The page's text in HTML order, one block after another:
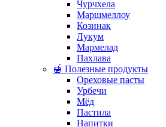
Чурчхела
Маршмеллоу
Козинак
Лукум
Мармелад
Пахлава
🍯 Полезные продукты
Ореховые пасты
Урбечи
Мёд
Пастила
Напитки